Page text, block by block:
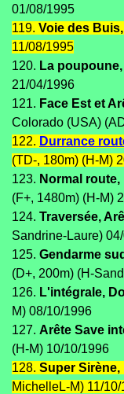
01/08/1995
119. Voie des
11/08/1995
120. La
21/04/1996
121. Face Est et
Colorado (USA)
122. Durrance
(TD-, 180m) (H-M)
123. Normal
(F+, 1480m) (H-M)
124. Traversée,
Sandrine-Laure)
125. Gendarme
(D+, 200m) (H-
126. L'intégrale,
M) 08/10/1996
127. Arête Save
(H-M) 10/10/1996
128. Super Sirène,
MichelleL-M) 11/